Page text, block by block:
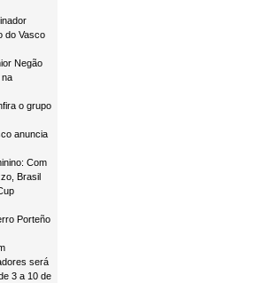
do Vasco
Negão
o grupo
anuncia
Com
Brasil
Porteño
será
3 a 10 de